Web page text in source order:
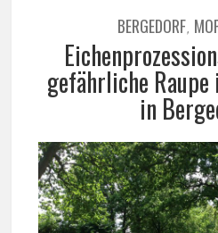
BERGEDORF,
gefährliche
in